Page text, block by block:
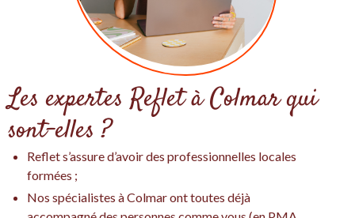
Les expertes Reflet à Colmar qui
sont-elles ?
Reflet s’assure d’avoir des professionnelles locales
formées ;
Nos spécialistes à Colmar ont toutes déjà